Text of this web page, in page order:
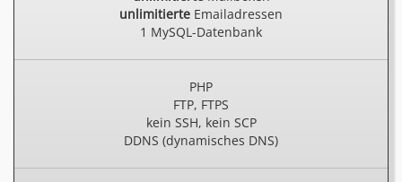
unlimitierte Emailadressen
1 MySQL-Datenbank
PHP
FTP, FTPS
kein SSH, kein SCP
DDNS (dynamisches DNS)